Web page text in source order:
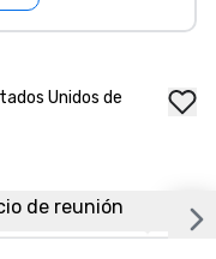
Unidos de
de reunión